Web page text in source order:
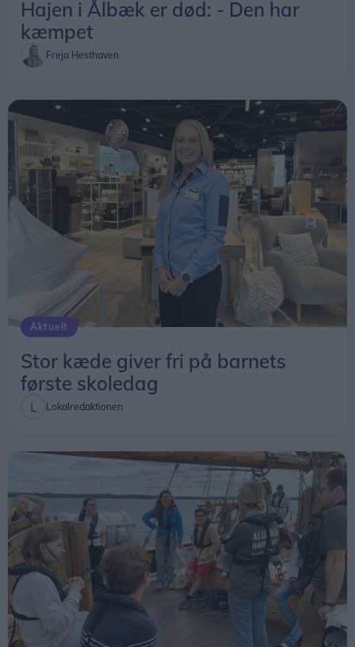
Hajen i Ålbæk er død: - Den har
kæmpet
Freja Hesthaven
Aktuelt
Stor kæde giver fri på barnets
første skoledag
Lokalredaktionen